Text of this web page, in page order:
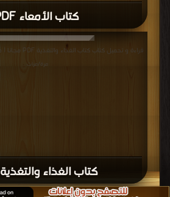
كتاب الأمعاء PDF
كتاب الغذاء والتغذية PDF
قراءة و تحميل كتاب كتاب الغذاء والتغذية PDF مجانا | مكتبة >
مرة/مرات